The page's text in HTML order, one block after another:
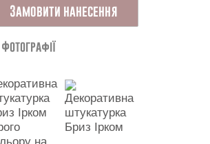
Замовити нанесення
Фотографії